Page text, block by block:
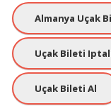
Almanya Uçak
Uçak Bileti
Uçak Bileti Al